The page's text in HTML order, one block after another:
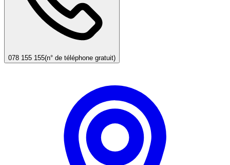
078 155 155(n° de téléphone gratuit)